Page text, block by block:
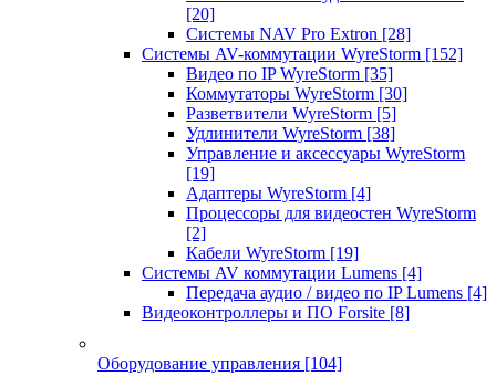
[20]
Системы NAV Pro Extron [28]
Системы AV-коммутации WyreStorm [152]
Видео по IP WyreStorm [35]
Коммутаторы WyreStorm [30]
Разветвители WyreStorm [5]
Удлинители WyreStorm [38]
Управление и аксессуары WyreStorm
[19]
Адаптеры WyreStorm [4]
Процессоры для видеостен WyreStorm
[2]
Кабели WyreStorm [19]
Системы AV коммутации Lumens [4]
Передача аудио / видео по IP Lumens [4]
Видеоконтроллеры и ПО Forsite [8]
Оборудование управления [104]